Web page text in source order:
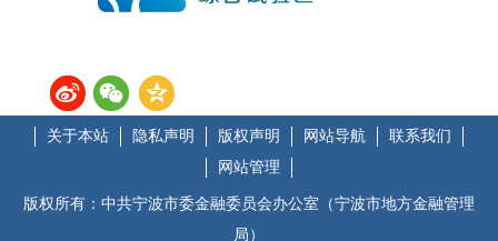
关于本站 隐私声明 版权声明 网站导航
联系我们
网站管理
版权所有：中共宁波市委金融委员会办公室（宁波市地方金融管理
局）